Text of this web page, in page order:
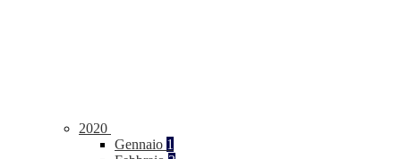
2020
Gennaio 1